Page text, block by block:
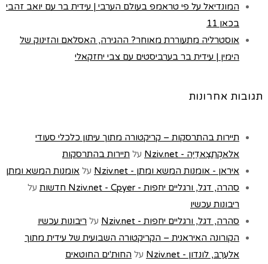
המונדיאל על פי טראמפ בעולם הערבי | עידית בר עם יואב זהבי
בכאן 11
אוסטרליה מתעוררת מאוחר? ההגירה, האסלאם והזינוק של
הימין | עידית בר בערביסטים עם צבי יחזקאלי
תגובות אחרונות
תיירות בהתרסקות – קריקטורה מתוך עיתון כלכלי סעודי
אלאקְתִצַאדִיַה - Nziv.net
על תיירות בהתרסקות
איראן - אומנות המשא ומתן - Nziv.net
על אומנות המשא ומתן
סהרה, דגל, ורגליים יחפות - Nziv.net - Cpyer חדשות
על
ריבונות עכשיו
סהרה, דגל, ורגליים יחפות - Nziv.net
על ריבונות עכשיו
הקורונה האיראנית – הקריקטורה השבועית של עידית מתוך
אלעַרַבּ, לונדון - Nziv.net
על החוּת'ים החוטאים